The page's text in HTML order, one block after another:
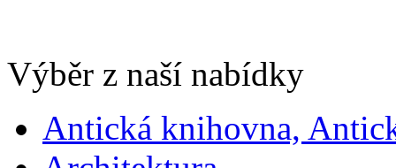
Výběr z naší nabídky
Antická knihovna,